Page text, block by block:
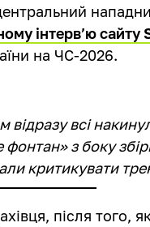
інтерв’ю
на ЧС-2026.
відразу всі
з боку
критикувати
після того,